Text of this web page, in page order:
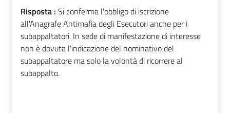
Risposta : Si conferma l'obbligo di iscrizione
all'Anagrafe Antimafia degli Esecutori anche per i
subappaltatori. In sede di manifestazione di interesse
non è dovuta l'indicazione del nominativo del
subappaltatore ma solo la volontà di ricorrere al
subappalto.